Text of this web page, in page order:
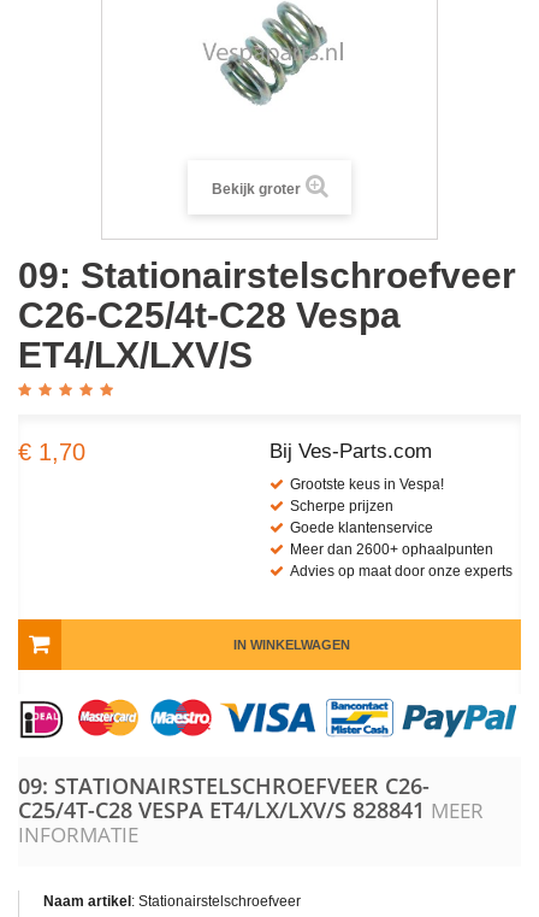
Bekijk groter
09: Stationairstelschroefveer
C26-C25/4t-C28 Vespa
ET4/LX/LXV/S
€ 1,70 Bij Ves-Parts.com
Grootste keus in Vespa!
Scherpe prijzen
Goede klantenservice
Meer dan 2600+ ophaalpunten
Advies op maat door onze experts
IN WINKELWAGEN
09: STATIONAIRSTELSCHROEFVEER C26-
C25/4T-C28 VESPA ET4/LX/LXV/S 828841 MEER
INFORMATIE
Naam artikel : Stationairstelschroefveer